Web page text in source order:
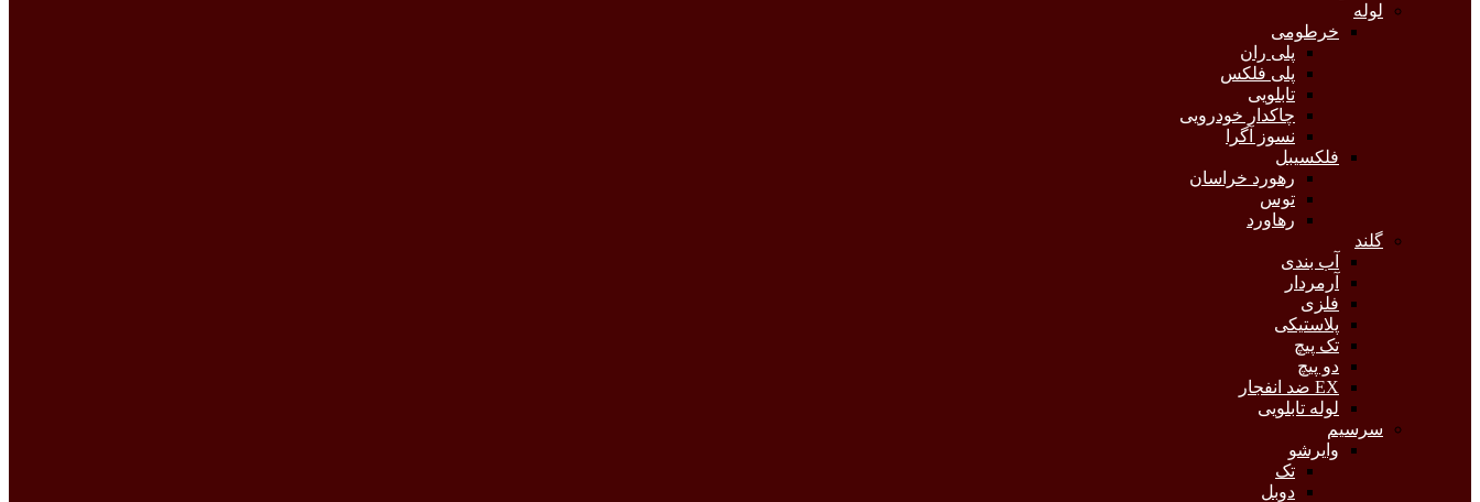
لوله
خرطومی
پلی ران
پلی فلکس
تابلویی
چاکدار خودرویی
نسوز آگرا
فلکسیبل
رهورد خراسان
توس
رهاورد
گلند
آب بندی
آرمردار
فلزی
پلاستیکی
تک پیچ
دو پیچ
EX ضد انفجار
لوله تابلویی
سرسیم
وایرشو
تک
دوبل